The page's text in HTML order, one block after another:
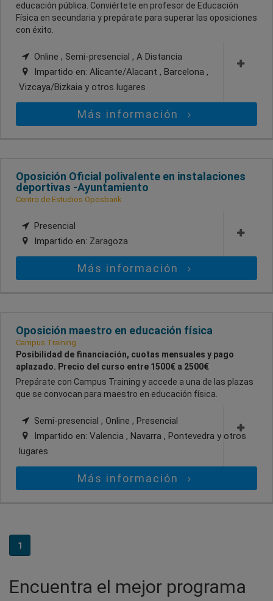
educación pública. Conviértete en profesor de Educación
Física en secundaria y prepárate para superar las oposiciones
con éxito.
Online , Semi-presencial , A Distancia
Impartido en: Alicante/Alacant , Barcelona ,
Vizcaya/Bizkaia y otros lugares
Más información
Oposición Oficial polivalente en instalaciones
deportivas -Ayuntamiento
Centro de Estudios Oposbank
Presencial
Impartido en: Zaragoza
Más información
Oposición maestro en educación física
Campus Training
Posibilidad de financiación, cuotas mensuales y pago
aplazado. Precio del curso entre 1500€ a 2500€
Prepárate con Campus Training y accede a una de las plazas
que se convocan para maestro en educación física.
Semi-presencial , Online , Presencial
Impartido en: Valencia , Navarra , Pontevedra y otros
lugares
Más información
1
Encuentra el mejor programa